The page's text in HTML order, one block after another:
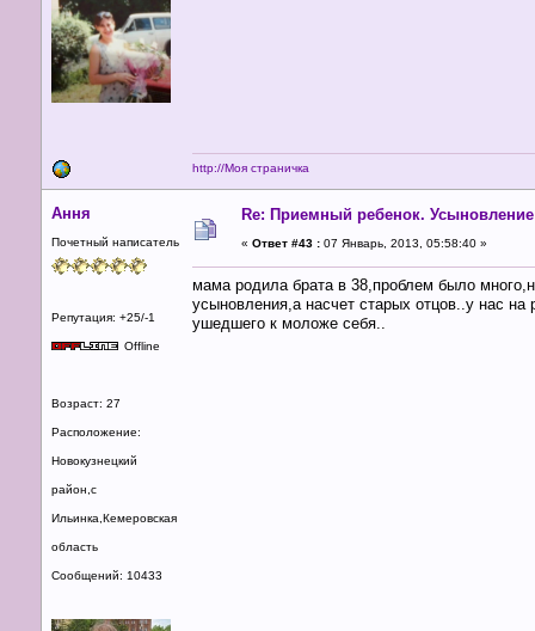
http://Моя страничка
Ання
Почетный написатель
Репутация: +25/-1
Offline
Возраст: 27
Расположение:
Новокузнецкий
район,с
Ильинка,Кемеровская
область
Сообщений: 10433
Re: Приемный ребенок. Усыновление
« Ответ #43 : 07 Январь, 2013, 05:58:40 »
мама родила брата в 38,проблем было
усыновления,а насчет старых отцов..у нас на
ушедшего к моложе себя..